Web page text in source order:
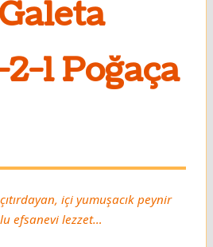
1 Poğaça
içi yumuşacık peynir
efsanevi lezzet…